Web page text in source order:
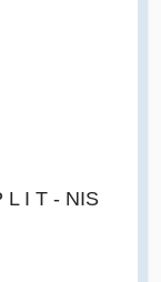
I T - NIS